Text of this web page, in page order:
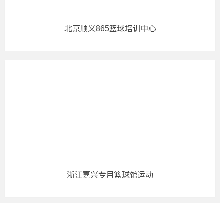
北京顺义865篮球培训中心
浙江嘉兴专用篮球馆运动